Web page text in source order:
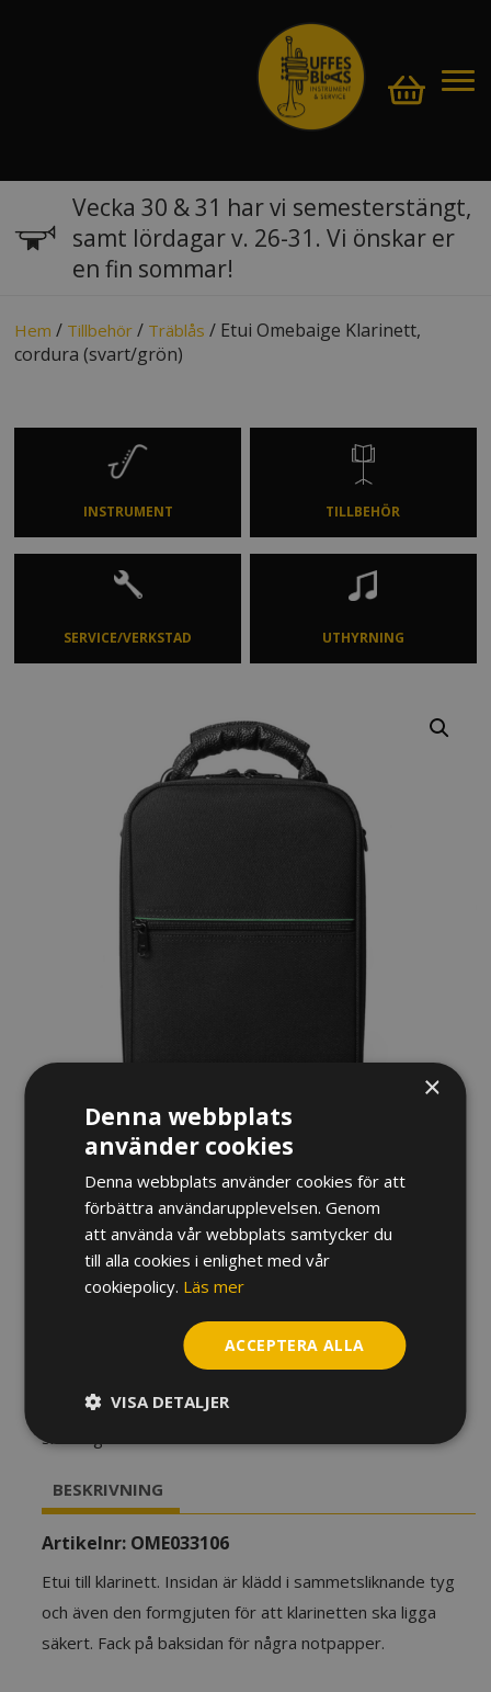
Vecka 30 & 31 har vi semesterstängt,
samt lördagar v. 26-31. Vi önskar er
en fin sommar!
Hem / Tillbehör / Träblås / Etui Omebaige Klarinett,
cordura (svart/grön)
INSTRUMENT TILLBEHÖR
SERVICE/VERKSTAD UTHYRNING
ETUI OMEBAIGE KLARINETT,
CORDURA (SVART/GRÖN)
kr
Etui till klarinett. Insidan är klädd i sammetsliknande tyg
och även den formgjuten för att klarinetten ska ligga
säkert. Fack på baksidan för några notpapper.
Slut i lager
BESKRIVNING
Artikelnr: OME033106
Etui till klarinett. Insidan är klädd i sammetsliknande tyg
och även den formgjuten för att klarinetten ska ligga
säkert. Fack på baksidan för några notpapper.
×
Denna webbplats
använder cookies
Denna webbplats använder cookies för att
förbättra användarupplevelsen. Genom
att använda vår webbplats samtycker du
till alla cookies i enlighet med vår
cookiepolicy. Läs mer
ACCEPTERA ALLA
VISA DETALJER